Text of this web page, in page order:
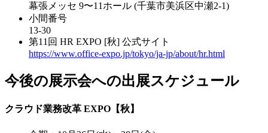
幕張メッセ 9〜11ホール (千葉市美浜区中瀬2-1)
小間番号
13-30
第11回 HR EXPO [秋] 公式サイト
https://www.office-expo.jp/tokyo/ja-jp/about/hr.html
今後の展示会への出展スケジュール
クラウド業務改革 EXPO【秋】